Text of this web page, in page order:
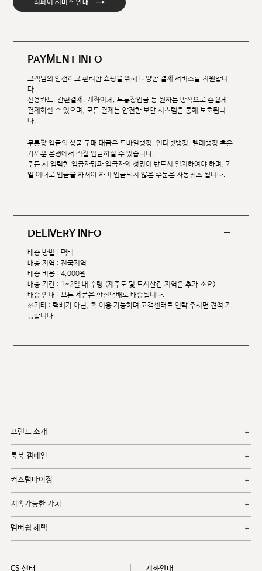
리페어 서비스 안내
PAYMENT INFO
고객님의 안전하고 편리한 쇼핑을 위해 다양한 결제 서비스를 지원합니
다.
신용카드, 간편결제, 계좌이체, 무통장입금 등 원하는 방식으로 손쉽게
결제하실 수 있으며, 모든 결제는 안전한 보안 시스템을 통해 보호됩니
다.
무통장 입금의 상품 구매 대금은 모바일뱅킹, 인터넷뱅킹, 텔레뱅킹 혹은
가까운 은행에서 직접 입금하실 수 있습니다.
주문 시 입력한 입금자명과 입금자의 성명이 반드시 일치하여야 하며, 7
일 이내로 입금을 하셔야 하며 입금되지 않은 주문은 자동취소 됩니다.
DELIVERY INFO
배송 방법 : 택배
배송 지역 : 전국지역
배송 비용 : 4,000원
배송 기간 : 1~2일 내 수령 (제주도 및 도서산간 지역은 추가 소요)
배송 안내 : 모든 제품은 한진택배로 배송됩니다.
※기타 : 택배가 아닌, 퀵 이용 가능하며 고객센터로 연락 주시면 견적 가
능합니다.
브랜드 소개
룩북 캠페인
커스텀마이징
지속가능한 가치
멤버쉽 혜택
CS 센터 계좌안내